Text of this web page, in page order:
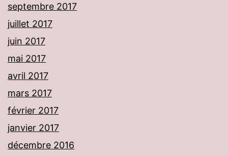
septembre 2017
juillet 2017
juin 2017
mai 2017
avril 2017
mars 2017
février 2017
janvier 2017
décembre 2016